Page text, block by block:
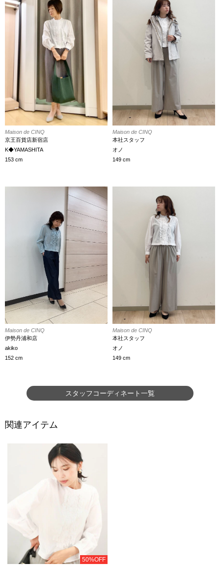
Maison de CINQ
京王百貨店新宿店
K◆YAMASHITA
153 cm
Maison de CINQ
本社スタッフ
オノ
149 cm
Maison de CINQ
伊勢丹浦和店
akiko
152 cm
Maison de CINQ
本社スタッフ
オノ
149 cm
スタッフコーディネート一覧
関連アイテム
50%OFF